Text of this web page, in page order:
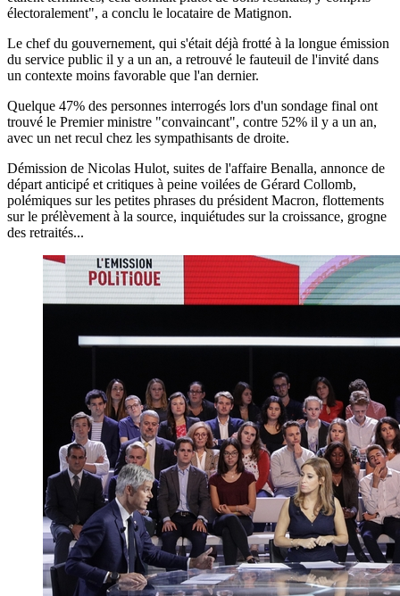
électoralement", a conclu le locataire de Matignon.
Le chef du gouvernement, qui s'était déjà frotté à la longue émission
du service public il y a un an, a retrouvé le fauteuil de l'invité dans
un contexte moins favorable que l'an dernier.
Quelque 47% des personnes interrogés lors d'un sondage final ont
trouvé le Premier ministre "convaincant", contre 52% il y a un an,
avec un net recul chez les sympathisants de droite.
Démission de Nicolas Hulot, suites de l'affaire Benalla, annonce de
départ anticipé et critiques à peine voilées de Gérard Collomb,
polémiques sur les petites phrases du président Macron, flottements
sur le prélèvement à la source, inquiétudes sur la croissance, grogne
des retraités...